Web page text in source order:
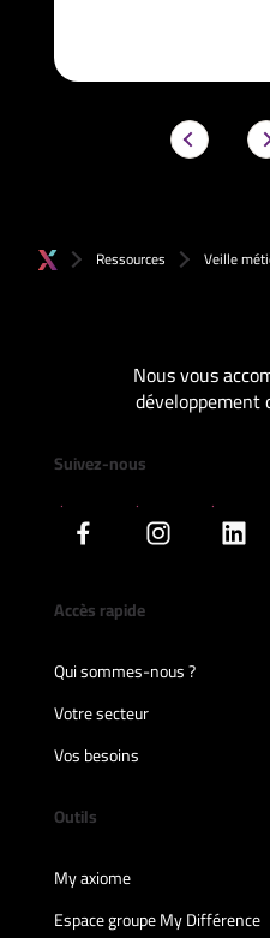
Ressources Veille
Nous vous
Suivez-nous
Accès rapide
Qui sommes-nous ?
Votre secteur
Vos besoins
Outils
My axiome
Espace groupe My Différence